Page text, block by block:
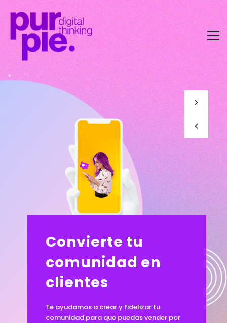
Convierte tu
comunidad en
clientes
Te ayudamos a crear y fidelizar tu
comunidad para que puedas vender por